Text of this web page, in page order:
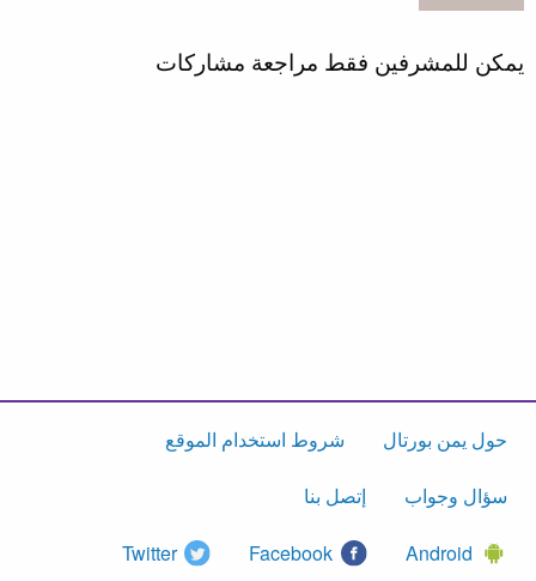
يمكن للمشرفين فقط مراجعة مشاركات
حول يمن بورتال شروط استخدام الموقع
سؤال وجواب إتصل بنا
Android
Facebook
Twitter